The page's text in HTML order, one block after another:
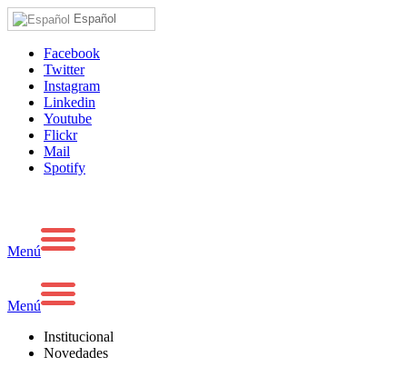
Español
Facebook
Twitter
Instagram
Linkedin
Youtube
Flickr
Mail
Spotify
Menú
Menú
Institucional
Novedades